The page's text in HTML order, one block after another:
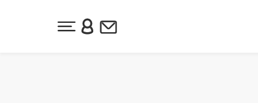
Desplegar menú principal
Inicia sesión o regístrate
Newsletter